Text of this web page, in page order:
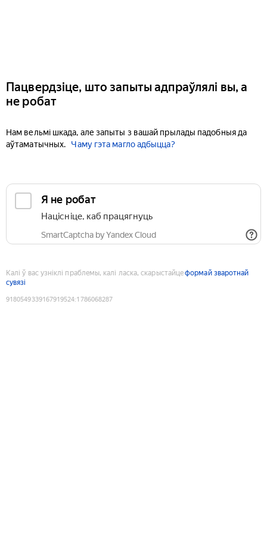
Пацвердзіце, што запыты адпраўлялі вы, а
не робат
Нам вельмі шкада, але запыты з вашай прылады падобныя да
аўтаматычных.
Чаму гэта магло адбыцца?
Я не робат
Націсніце, каб працягнуць
SmartCaptcha by Yandex Cloud
Калі ў вас узніклі праблемы, калі ласка, скарыстайцеформай зваротнай
сувязі
9180549339167919524:1786068287